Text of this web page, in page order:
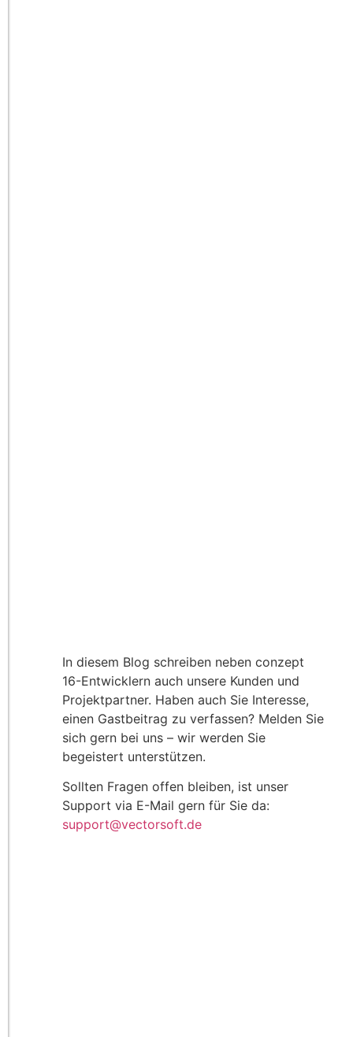
In diesem Blog schreiben neben conzept
16-Entwicklern auch unsere Kunden und
Projektpartner. Haben auch Sie Interesse,
einen Gastbeitrag zu verfassen? Melden Sie
sich gern bei uns – wir werden Sie
begeistert unterstützen.
Sollten Fragen offen bleiben, ist unser
Support via E-Mail gern für Sie da:
support@vectorsoft.de